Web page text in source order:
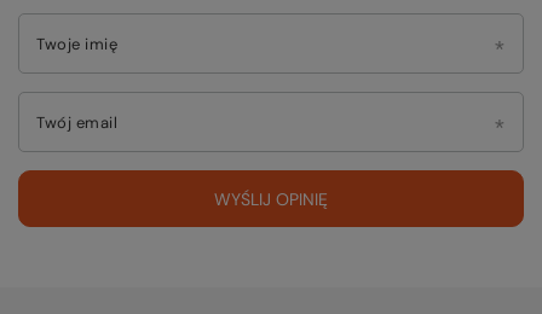
Twoje imię
Twój email
WYŚLIJ OPINIĘ